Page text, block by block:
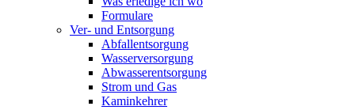
Formulare
Ver- und Entsorgung
Abfallentsorgung
Wasserversorgung
Abwasserentsorgung
Strom und Gas
Kaminkehrer